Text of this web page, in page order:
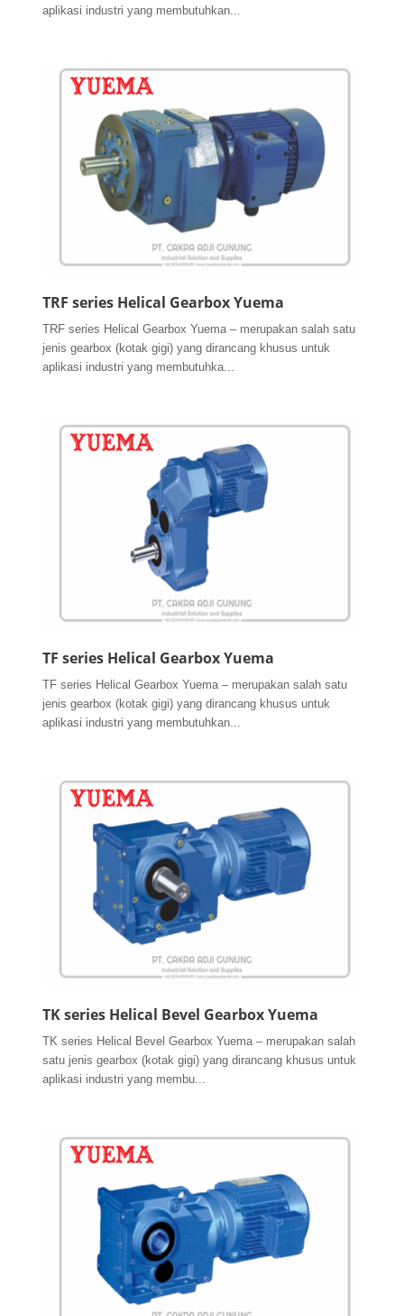
aplikasi industri yang membutuhkan...
TRF series Helical Gearbox Yuema
TRF series Helical Gearbox Yuema – merupakan salah satu
jenis gearbox (kotak gigi) yang dirancang khusus untuk
aplikasi industri yang membutuhka...
TF series Helical Gearbox Yuema
TF series Helical Gearbox Yuema – merupakan salah satu
jenis gearbox (kotak gigi) yang dirancang khusus untuk
aplikasi industri yang membutuhkan...
TK series Helical Bevel Gearbox Yuema
TK series Helical Bevel Gearbox Yuema – merupakan salah
satu jenis gearbox (kotak gigi) yang dirancang khusus untuk
aplikasi industri yang membu...